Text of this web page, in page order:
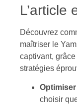
L’article
Découvrez
maîtriser le
captivant,
stratégies
choisir